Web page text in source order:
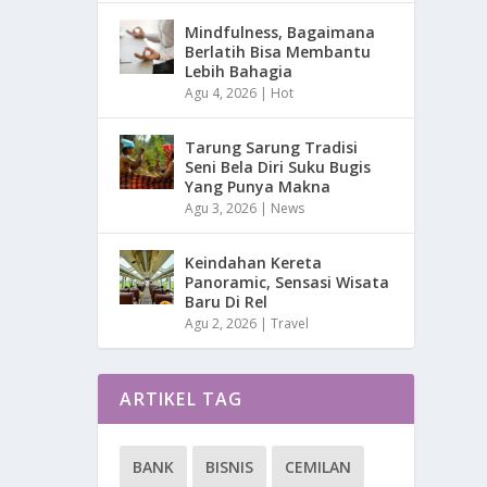
Mindfulness, Bagaimana
Berlatih Bisa Membantu
Lebih Bahagia
Agu 4, 2026 | Hot
Tarung Sarung Tradisi
Seni Bela Diri Suku Bugis
Yang Punya Makna
Agu 3, 2026 | News
Keindahan Kereta
Panoramic, Sensasi Wisata
Baru Di Rel
Agu 2, 2026 |Travel
ARTIKEL TAG
BANK BISNIS CEMILAN